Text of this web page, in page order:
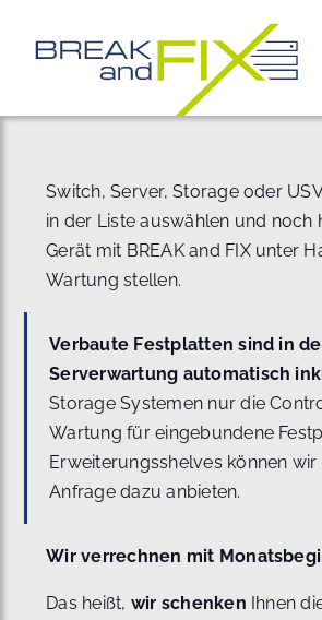
springen
Switch, Server, Storage oder
in der Liste auswählen und noch
Gerät mit BREAK and FIX unter
Wartung stellen.
Verbaute Festplatten sind in
Serverwartung automatisch
Storage Systemen nur die
Wartung für eingebundene
Erweiterungsshelves können
Anfrage dazu anbieten.
Wir verrechnen mit
Das heißt, wir schenken Ihnen